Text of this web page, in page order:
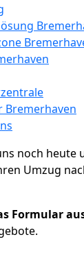
Bremerhaven
noch heute
Umzug
Formular